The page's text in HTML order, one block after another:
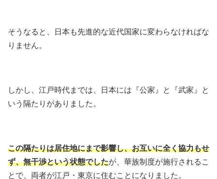
そうなると、日本も先進的な近代国家に変わらなければな
りません。
しかし、江戸時代までは、日本には『公家』と『武家』と
いう隔たりがありました。
この隔たりは居住地にまで影響し、お互いに全く協力もせ
ず、無干渉という状態でしたが、華族制度が施行されるこ
とで、両者が江戸・東京に住むことになりました。